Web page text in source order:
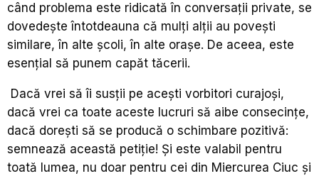
când problema este ridicată în conversații private, se
dovedește întotdeauna că mulți alții au povești
similare, în alte școli, în alte orașe. De aceea, este
esențial să punem capăt tăcerii.
Dacă vrei să îi susții pe acești vorbitori curajoși,
dacă vrei ca toate aceste lucruri să aibe consecințe,
dacă dorești să se producă o schimbare pozitivă:
semnează această petiție! Și este valabil pentru
toată lumea, nu doar pentru cei din Miercurea Ciuc și